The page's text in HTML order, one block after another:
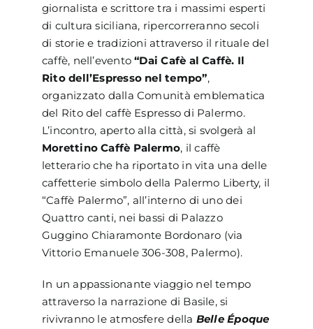
giornalista e scrittore tra i massimi esperti
di cultura siciliana, ripercorreranno secoli
di storie e tradizioni attraverso il rituale del
caffè, nell’evento“Dai Cafè al Caffè. Il
Rito dell’Espresso nel tempo”,
organizzato dalla Comunità emblematica
del Rito del caffè Espresso di Palermo.
L’incontro, aperto alla città, si svolgerà al
Morettino Caffè Palermo, il caffè
letterario che ha riportato in vita una delle
caffetterie simbolo della Palermo Liberty, il
“Caffè Palermo”, all’interno di uno dei
Quattro canti, nei bassi di Palazzo
Guggino Chiaramonte Bordonaro (via
Vittorio Emanuele 306-308, Palermo).
In un appassionante viaggio nel tempo
attraverso la narrazione di Basile, si
rivivranno le atmosfere della Belle Époque